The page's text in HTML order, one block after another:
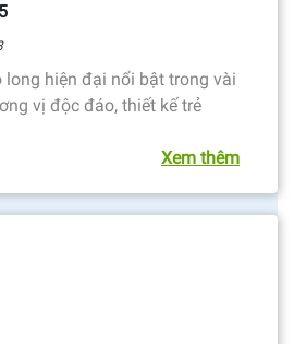
long hiện đại nổi bật trong vài
vị độc đáo, thiết kế trẻ
Xem thêm